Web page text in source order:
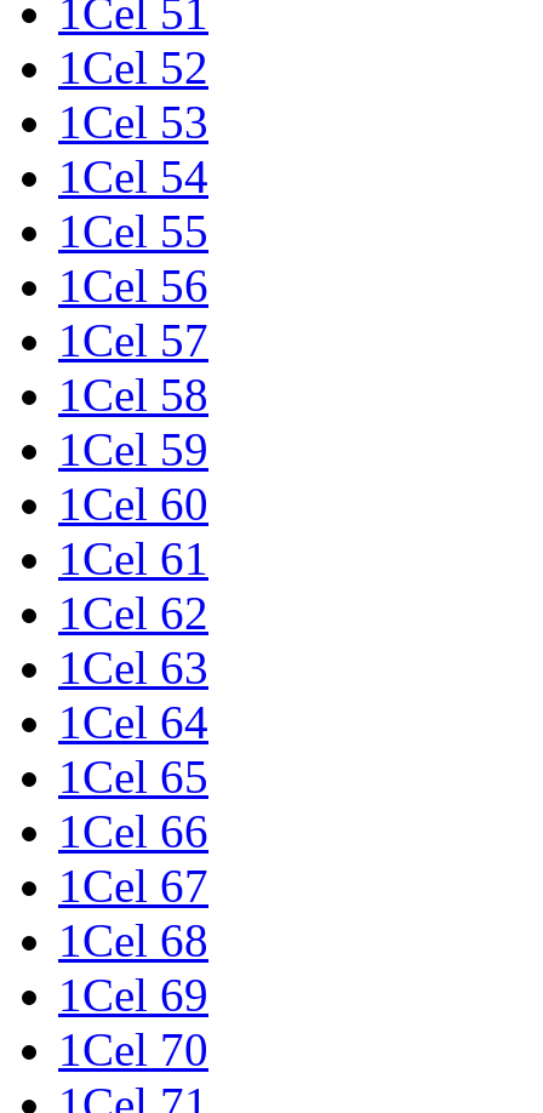
1Cel 51
1Cel 52
1Cel 53
1Cel 54
1Cel 55
1Cel 56
1Cel 57
1Cel 58
1Cel 59
1Cel 60
1Cel 61
1Cel 62
1Cel 63
1Cel 64
1Cel 65
1Cel 66
1Cel 67
1Cel 68
1Cel 69
1Cel 70